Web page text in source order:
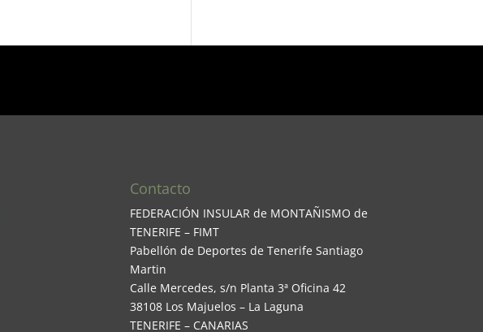
Contacto
FEDERACIÓN INSULAR de MONTAÑISMO de
TENERIFE – FIMT
Pabellón de Deportes de Tenerife Santiago
Martin
Calle Mercedes, s/n Planta 3ª Oficina 42
38108 Los Majuelos – La Laguna
TENERIFE – CANARIAS